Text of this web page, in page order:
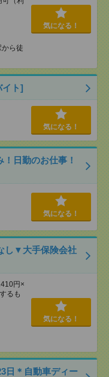
から徒
気になる！
イト]
気になる！
日勤のお仕事！
気になる！
し▼大手保険会社
円×
るも
気になる！
日＊自動車ディー